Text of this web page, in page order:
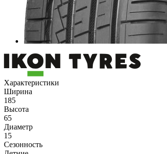
Характеристики
Ширина
185
Высота
65
Диаметр
15
Сезонность